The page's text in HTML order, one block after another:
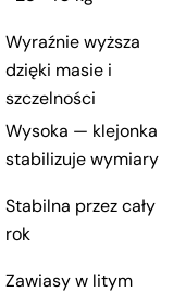
Wyraźnie wyższa
dzięki masie i
szczelności
Wysoka — klejonka
stabilizuje wymiary
Stabilna przez cały
rok
Zawiasy w litym